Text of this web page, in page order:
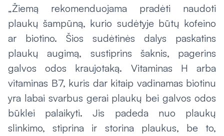
„Žiemą rekomenduojama pradėti naudoti
plaukų šampūną, kurio sudėtyje būtų kofeino
ar biotino. Šios sudėtinės dalys paskatins
plaukų augimą, sustiprins šaknis, pagerins
galvos odos kraujotaką. Vitaminas H arba
vitaminas B7, kuris dar kitaip vadinamas biotinu
yra labai svarbus gerai plaukų bei galvos odos
būklei palaikyti. Jis padeda nuo plaukų
slinkimo, stiprina ir storina plaukus, be to,